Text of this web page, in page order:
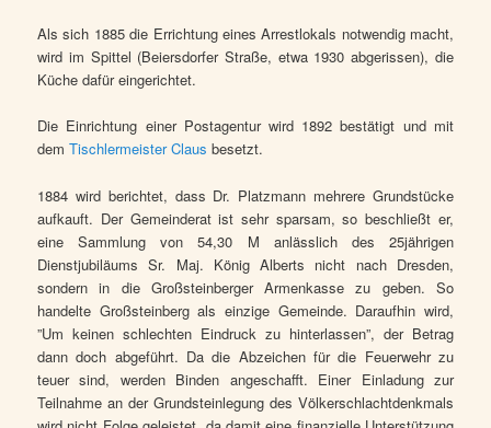
Als sich 1885 die Errichtung eines Arrestlokals notwendig macht,
wird im Spittel (Beiersdorfer Straße, etwa 1930 abgerissen), die
Küche dafür eingerichtet.
Die Einrichtung einer Postagentur wird 1892 bestätigt und mit
demTischlermeister Claus besetzt.
1884 wird berichtet, dass Dr. Platzmann mehrere Grundstücke
aufkauft. Der Gemeinderat ist sehr sparsam, so beschließt er,
eine Sammlung von 54,30 M anlässlich des 25jährigen
Dienstjubiläums Sr. Maj. König Alberts nicht nach Dresden,
sondern in die Großsteinberger Armenkasse zu geben. So
handelte Großsteinberg als einzige Gemeinde. Daraufhin wird,
”Um keinen schlechten Eindruck zu hinterlassen”, der Betrag
dann doch abgeführt. Da die Abzeichen für die Feuerwehr zu
teuer sind, werden Binden angeschafft. Einer Einladung zur
Teilnahme an der Grundsteinlegung des Völkerschlachtdenkmals